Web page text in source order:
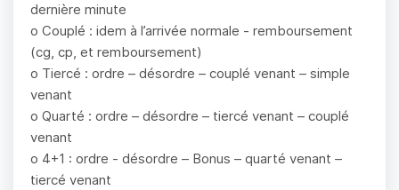
dernière minute
o Couplé : idem à l’arrivée normale - remboursement
(cg, cp, et remboursement)
o Tiercé : ordre – désordre – couplé venant – simple
venant
o Quarté : ordre – désordre – tiercé venant – couplé
venant
o 4+1 : ordre - désordre – Bonus – quarté venant –
tiercé venant